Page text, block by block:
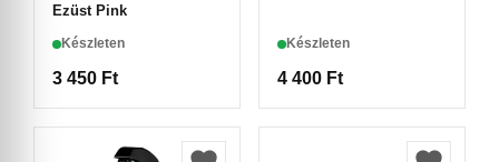
Ezüst Pink
Készleten
3 450 Ft
Készleten
4 400 Ft